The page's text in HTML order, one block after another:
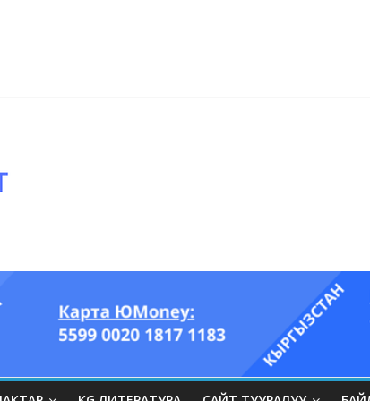
өпкөсүнө, бөйрөгүнө суук тийгизип алган…” (Динара